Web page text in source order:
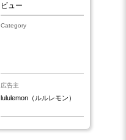
ビュー
Category
広告主
lululemon（ルルレモン）